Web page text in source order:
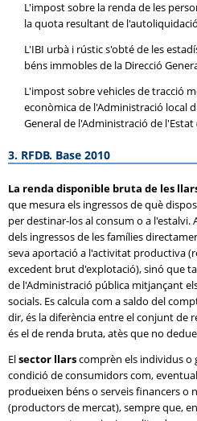
L'impost sobre la renda de les
la quota resultant de
L'IBI urbà i rústic s'obté de les
béns immobles de la Direcció
L'impost sobre vehicles de tracció
econòmica de l'Administració local
General de l'Administració de l'Estat
3. RFDB. Base 2010
La renda disponible bruta de les
que mesura els ingressos de què
per destinar-los al consum o a
dels ingressos de les famílies
seva aportació a l'activitat productiva
excedent brut d'explotació), sinó que
de l'Administració pública mitjançant
socials. Es calcula com a saldo del
dir, és la diferència entre el conjunt de
és el de renda bruta, atès que no
Elsector llarscomprèn els individus o
condició de consumidors com,
produeixen béns o serveis financers o
(productors de mercat), sempre que,